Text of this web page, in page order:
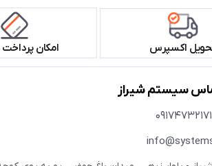
اکسپرس امکان
سیستم شیراز